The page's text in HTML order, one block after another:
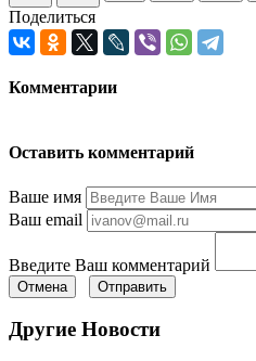
Поделиться
Комментарии
Оставить комментарий
Ваше имя
Ваш email
Введите Ваш комментарий
Отмена Отправить
Другие Новости